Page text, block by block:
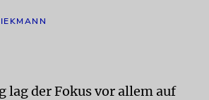
lag der Fokus vor allem auf